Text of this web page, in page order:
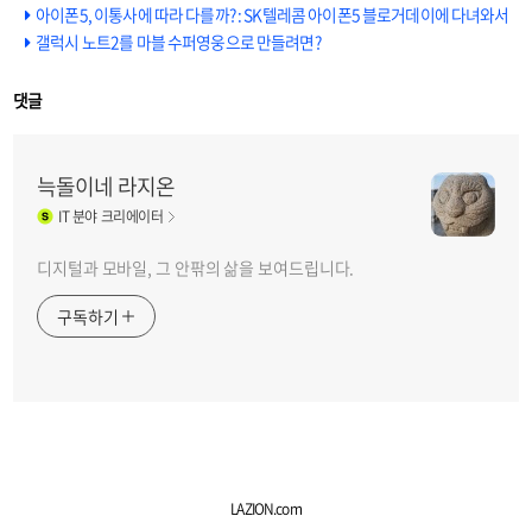
아이폰5, 이통사에 따라 다를까? : SK텔레콤 아이폰5 블로거데이에 다녀와서
갤럭시 노트2를 마블 수퍼영웅으로 만들려면?
댓글
늑돌이네 라지온
IT분야 크리에이터
디지털과 모바일, 그 안팎의 삶을 보여드립니다.
구독하기
LAZION.com